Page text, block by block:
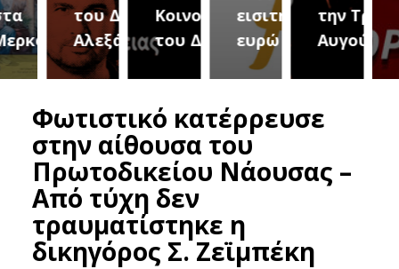
του Δήμου
Αλεξάνδρειας
Κοινοτήτων
του Δήμου
εισιτήριο 2
ευρώ
την Τρίτη 18
Αυγούστουτου
Φωτιστικό κατέρρευσε
στην αίθουσα του
Πρωτοδικείου Νάουσας –
Aπό τύχη δεν
τραυματίστηκε η
δικηγόρος Σ. Ζεϊμπέκη